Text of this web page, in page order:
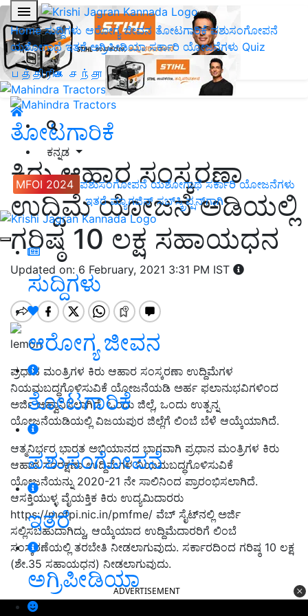
Home ಸುದ್ದಿಗಳು ಆರೋಗ್ಯ ಜೀವನ ತೋಟಗಾರಿಕೆಪಶುಸಂಗೋಪನೆ
ಯಶೋಗಾಥೆ ಇತರೆ ಅಗ್ರಿಪೀಡಿಯಾ ಸರ್ಕಾರಿ ಯೋಜನೆಗಳು Quiz
பத்திரிகை சந்தா
ಕನ್ನಡ
MFOI 2024 ಪಶುಸಂಗೋಪನೆ ಯಶೋಗಾಥೆ ಸರ್ಕಾರಿ ಯೋಜನೆಗಳು
ಇತರೆ ಮ್ಯಾಗಜಿನ್‌ ಸಬ್‌ಸ್ಕ್ರಿಪ್ಷನ್‌ಗಾಗಿ
ಸುದ್ದಿಗಳು
ಆರೋಗ್ಯ ಜೀವನ
ತೋಟಗಾರಿಕೆ
ಪಶುಸಂಗೋಪನೆ
ಇತರೆ
ಅಗ್ರಿಪೀಡಿಯಾ
ತೋಟಗಾರಿಕೆ
ಕಿರು ಆಹಾರ ಸಂಸ್ಕರಣಾ
ಉದ್ದಿಮೆ ಯೋಜನೆ ಅಡಿಯಲ್ಲಿ
ಗರಿಷ್ಠ 10 ಲಕ್ಷ ಸಹಾಯಧನ
Updated on: 6 February, 2021 3:31 PM IST
lemon
ಪ್ರಧಾನ ಮಂತ್ರಿಗಳ ಕಿರು ಆಹಾರ ಸಂಸ್ಕರಣಾ ಉದ್ದಿಮೆಗಳ
ನಿಯಮಬದ್ಧಗೊಳಿಸುವಿಕೆ ಯೋಜನೆಯಡಿ ಅರ್ಹ ಫಲಾನುಭವಿಗಳಿಂದ
ಅರ್ಜಿ ಆಹ್ವಾನಿಸಲಾಗಿದೆ. ಒಂದು ಜಿಲ್ಲೆ, ಒಂದು ಉತ್ಪನ್ನ
ಯೋಜನೆಯಡಿಯಲ್ಲಿ ವಿಜಯಪುರ ಜಿಲ್ಲೆಗೆ ಲಿಂಬೆ ಬೆಳೆ ಆಯ್ಕೆಯಾಗಿದೆ.
ಆತ್ಮನಿರ್ಭರ ಭಾರತ ಅಭಿಯಾನದ ಭಾಗವಾಗಿ ಪ್ರಧಾನ ಮಂತ್ರಿಗಳ ಕಿರು
ಆಹಾರ ಸಂರಕ್ಷಣಾ ಉದ್ದಿಮೆಗಳ ನಿಯಮಬದ್ಧಗೊಳಿಸುವಿಕೆ
ಯೋಜನೆಯನ್ನು 2020-21 ನೇ ಸಾಲಿನಿಂದ ಪ್ರಾರಂಭಿಸಲಾಗಿದೆ.
ಆಸಕ್ತಿಯುಳ್ಳ ವೈಯಕ್ತಿಕ ಕಿರು ಉದ್ಯಮಿದಾರರು
https://mofpi.nic.in/pmfme/ ವೆಬ್ ಸೈಟ್‍ನಲ್ಲಿ ಅರ್ಜಿ
ಸಲ್ಲಿಸಬಹುದಾಗಿದ್ದು, ಆಯ್ಕೆಯಾದ ಉದ್ದಿಮೆದಾರರಿಗೆ ಲಿಂಬೆ
ಸಂಸ್ಕರಣೆಯಲ್ಲಿ ತರಬೇತಿ ನೀಡಲಾಗುವುದು. ಸರ್ಕಾರದಿಂದ ಗರಿಷ್ಠ 10 ಲಕ್ಷ
(ಶೇ.35 ಸಹಾಯಧನ) ನೀಡಲಾಗುವುದು.
ADVERTISEMENT